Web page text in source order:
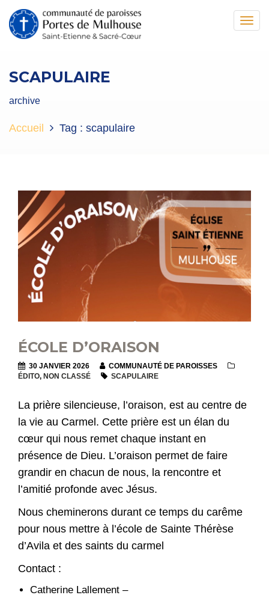
SCAPULAIRE
archive
Accueil Tag : scapulaire
ÉCOLE D’ORAISON
30 JANVIER 2026
COMMUNAUTÉ DE PAROISSES
ÉDITO, NON CLASSÉ SCAPULAIRE
La prière silencieuse, l’oraison, est au centre de
la vie au Carmel. Cette prière est un élan du
cœur qui nous remet chaque instant en
présence de Dieu. L’oraison permet de faire
grandir en chacun de nous, la rencontre et
l’amitié profonde avec Jésus.
Nous cheminerons durant ce temps du carême
pour nous mettre à l’école de Sainte Thérèse
d’Avila et des saints du carmel
Contact :
Catherine Lallement –